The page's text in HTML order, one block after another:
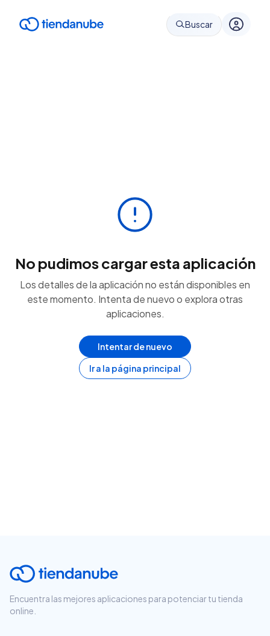
Buscar
No pudimos cargar esta aplicación
Los detalles de la aplicación no están disponibles en
este momento. Intenta de nuevo o explora otras
aplicaciones.
Intentar de nuevo
Ir a la página principal
Encuentra las mejores aplicaciones para potenciar tu tienda
online.